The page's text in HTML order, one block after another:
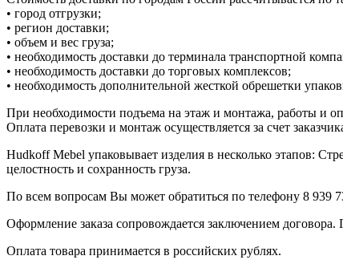
• город отгрузки;
• регион доставки;
• объем и вес груза;
• необходимость доставки до терминала транспортной
• необходимость доставки до торговых комплексов;
• необходимость дополнительной жесткой обрешетки
При необходимости подъема на этаж и монтажа, работы и
Оплата перевозки и монтаж осуществляется за счет
Hudkoff Mebel упаковывает изделия в несколько этапов:
целостность и сохранность груза.
По всем вопросам Вы может обратиться по телефону 8 939
Оформление заказа сопровождается заключением договора.
Оплата товара принимается в российских рублях.